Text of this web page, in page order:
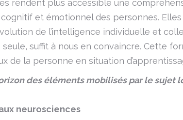
rendent plus accessible une
et émotionnel des personnes.
de l’intelligence individuelle et
seule, suffit à nous en convaincre. Cette
de la personne en situation
des éléments mobilisés par le
neurosciences